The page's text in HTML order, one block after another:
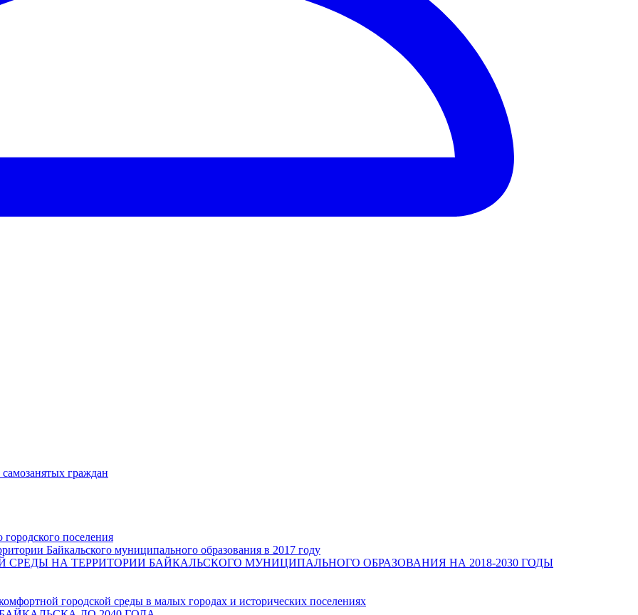
граждан
поселения
Байкальского муниципального образования в 2017 году
НА ТЕРРИТОРИИ БАЙКАЛЬСКОГО МУНИЦИПАЛЬНОГО ОБРАЗОВАНИЯ НА 2018-2030 ГОДЫ
городской среды в малых городах и исторических поселениях